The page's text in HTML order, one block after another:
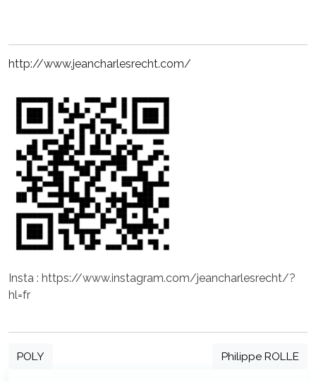
http://www.jeancharlesrecht.com/
Insta : https://www.instagram.com/jeancharlesrecht/?
hl=fr
POLY Philippe ROLLE